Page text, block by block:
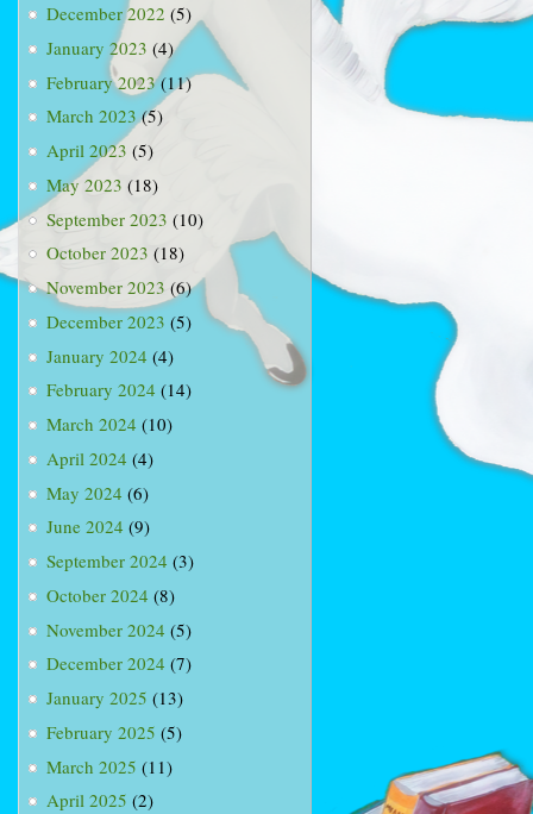
December 2022 (5)
January 2023 (4)
February 2023(11)
March 2023(5)
April 2023 (5)
May 2023 (18)
September 2023 (10)
October 2023 (18)
November 2023 (6)
December 2023 (5)
January 2024 (4)
February 2024 (14)
March 2024 (10)
April 2024 (4)
May 2024 (6)
June 2024 (9)
September 2024 (3)
October 2024 (8)
November 2024 (5)
December 2024 (7)
January 2025 (13)
February 2025 (5)
March 2025 (11)
April 2025 (2)